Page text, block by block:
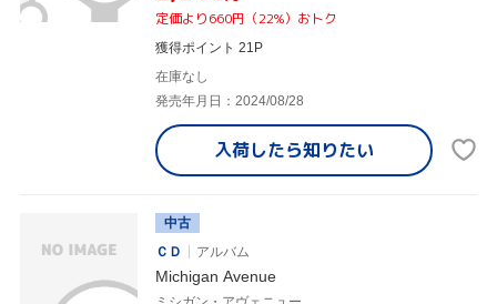
定価より660円（22%）おトク
獲得ポイント 21P
在庫なし
発売年月日：2024/08/28
入荷したら知りたい
中古
ＣＤ
アルバム
Michigan Avenue